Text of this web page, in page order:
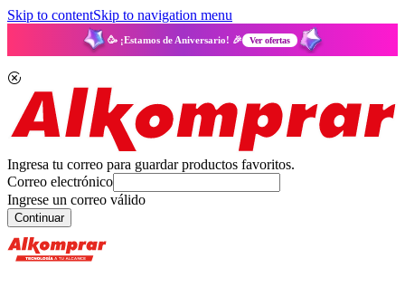
Skip to contentSkip to navigation menu
🥳 ¡Estamos de Aniversario! 🎉 Ver ofertas
Ingresa tu correo para guardar productos favoritos.
Correo electrónico
Ingrese un correo válido
Continuar